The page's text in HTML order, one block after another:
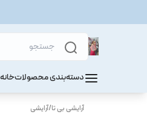
دسته‌بندی محصولاتخانه
آرایشی بی تا/آرایشی